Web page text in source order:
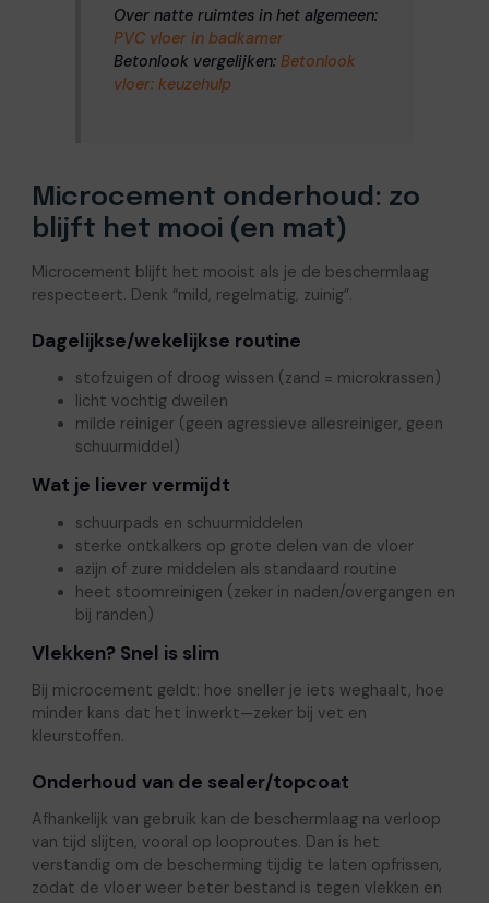
Over natte ruimtes in het algemeen:
PVC vloer in badkamer
Betonlook vergelijken: Betonlook
vloer: keuzehulp
Microcement onderhoud: zo
blijft het mooi (en mat)
Microcement blijft het mooist als je de beschermlaag
respecteert. Denk “mild, regelmatig, zuinig”.
Dagelijkse/wekelijkse routine
stofzuigen of droog wissen (zand = microkrassen)
licht vochtig dweilen
milde reiniger (geen agressieve allesreiniger, geen
schuurmiddel)
Wat je liever vermijdt
schuurpads en schuurmiddelen
sterke ontkalkers op grote delen van de vloer
azijn of zure middelen als standaard routine
heet stoomreinigen (zeker in naden/overgangen en
bij randen)
Vlekken? Snel is slim
Bij microcement geldt: hoe sneller je iets weghaalt, hoe
minder kans dat het inwerkt—zeker bij vet en
kleurstoffen.
Onderhoud van de sealer/topcoat
Afhankelijk van gebruik kan de beschermlaag na verloop
van tijd slijten, vooral op looproutes. Dan is het
verstandig om de bescherming tijdig te laten opfrissen,
zodat de vloer weer beter bestand is tegen vlekken en